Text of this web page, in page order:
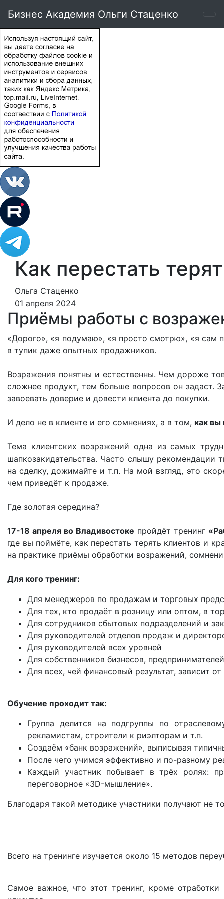
Бизнес Академия Ольги Стаценко
Как перестать
Ольга Стаценко
01 апреля 2024
Приёмы работы с
«Дорого», «я подумаю», «я просто смотрю», «я сам
в тупик даже опытных продажников.
Возражения понятны и естественны. Чем дороже
сложнее продукт, тем больше вопросов он задаст.
завоевать доверие и довести клиента до покупки.
И дело не в клиенте и его сомнениях, а в том, как
Тема клиентских возражений одна из самых
шапкозакидательства. Часто слышу рекомендации
на сделку, дожимайте и т.п. На мой взгляд, это
чем приведёт к продаже.
Где золотая середина?
17-18 апреля во Владивостоке пройдёт тренинг
где вы поймёте, как перестать терять клиентов и
на практике приёмы обработки возражений,
Для кого тренинг:
Для менеджеров по продажам и торговых
Для тех, кто продаёт в розницу или оптом, в
Для сотрудников сбытовых подразделений и
Для руководителей отделов продаж и
Для руководителей всех уровней
Для собственников бизнесов,
Для всех, чей финансовый результат, зависит
Обучение проходит так:
Группа делится на подгруппы по
рекламистам, строители к риэлторам и т.п.
Создаём «банк возражений», выписывая
После чего учимся эффективно и по-разному
Каждый участник побывает в трёх ролях:
переговорное «3D-мышление».
Благодаря такой методике участники получают не
Всего на тренинге изучается около 15 методов
Самое важное, что этот тренинг, кроме